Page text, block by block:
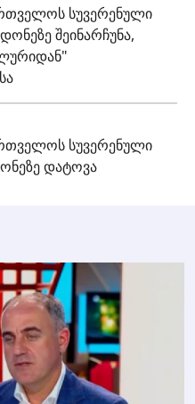
სუვერენული
შეინარჩუნა,
სუვერენული
დატოვა